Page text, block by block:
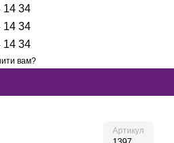
14 34
14 34
14 34
вам?
Артикул